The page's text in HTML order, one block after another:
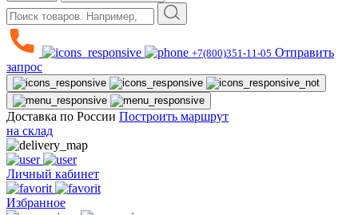
+7(800)351-11-05 Отправить
запрос
Доставка по России Построить маршрут
на склад
Личный кабинет
Избранное